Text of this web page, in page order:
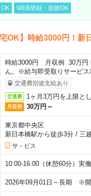
WEB登録・面接OK
宅OK】時給3000円！新
時給3000円 月収例 30万円
ん。※給与即受取りサービス
交通費別途支給あり
交通費 1ヶ月3万円を上限と
月収例 30万円～
東京都中央区
新日本橋駅から徒歩3分/ 三
サ－ビス
10:00-16:00（休憩60分）実
2026年09月01日～長期 ※